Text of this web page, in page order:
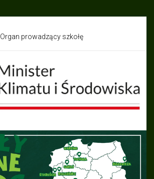
Organ prowadzący szkołę